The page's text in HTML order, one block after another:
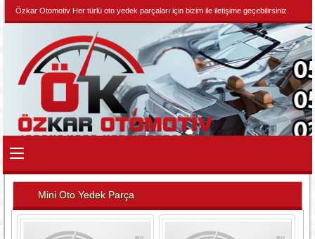
Özkar Otomotiv Her türlü oto yedek parçaları için bizim ile iletişime geçebilirsiniz.
Mini Oto Yedek Parça